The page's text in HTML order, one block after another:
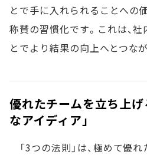
とで手に入れられることへの
称賛の習慣化です。これは、
とでより結果の向上へとつな
優れたチームを立ち上げ
なアイディア」
「3つの法則」は、極めて優